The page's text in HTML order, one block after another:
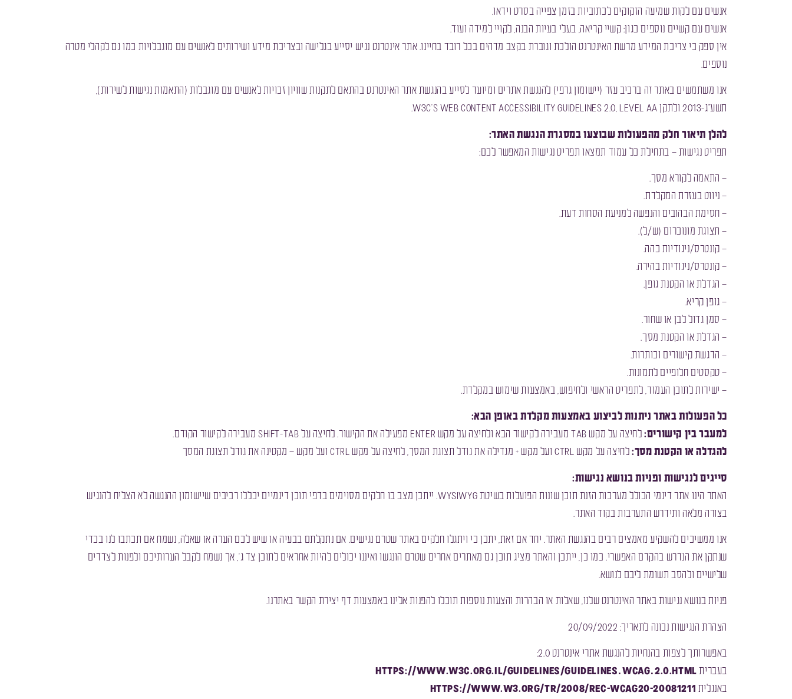
אנשים עם לקות שמיעה הזקוקים לכתוביות בזמן צפייה בסרט וידאו.
אנשים עם קשיים נוספים כגון: קשיי קריאה, בעלי בעיות הבנה, לקויי למידה ועוד.
אין ספק כי צריכת המידע מרשת האינטרנט הולכת וגוברת בקצב מדהים בכל רובד בחיינו. אתר אינטרנט נגיש יסייע בגלישה ובצריכת מידע ושירותים לאנשים עם מוגבלויות כמו גם לקהלי מטרה
נוספים.
אנו משתמשים באתר זה ברכיב עזר (יישומון גרפי) להנגשת אתרים ומיועד לסייע בהנגשת אתר האינטרנט בהתאם לתקנות שוויון זכויות לאנשים עם מוגבלות (התאמות נגישות לשירות),
תשע”ג-2013 ולתקן W3C’s Web Content Accessibility Guidelines 2.0, level AA.
להלן תיאור חלק מהפעולות שבוצעו במסגרת הנגשת האתר:
תפריט נגישות – בתחילת כל עמוד תמצאו תפריט נגישות המאפשר לכם:
– התאמה לקורא מסך.
– ניווט בעזרת המקלדת.
– חסימת הבהובים והנפשה למניעת הסחות דעת.
– תצוגת מונוכרום (ש/ל).
– קונטרס/ניגודיות כהה.
– קונטרס/ניגודיות בהירה.
– הגדלת או הקטנת גופן.
– גופן קריא.
– סמן גדול לבן או שחור.
– הגדלת או הקטנת מסך.
– הדגשת קישורים וכותרות.
– טקסטים חלופיים לתמונות.
– ישירות לתוכן העמוד, לתפריט הראשי ולחיפוש, באמצעות שימוש במקלדת.
כל הפעולות באתר ניתנות לביצוע באמצעות מקלדת באופן הבא:
למעבר בין קישורים:לחיצה על מקש Tab מעבירה לקישור הבא ולחיצה על מקש Enter מפעילה את הקישור. לחיצה על Shift-Tab מעבירה לקישור הקודם.
להגדלה או הקטנת מסך:לחיצה על מקש Ctrl ועל מקש + מגדילה את גודל תצוגת המסך, לחיצה על מקש Ctrl ועל מקש – מקטינה את גודל תצוגת המסך
סייגים לנגישות ופניות בנושא נגישות:
האתר הינו אתר דינמי הכולל מערכות הזנת תוכן שונות הפועלות בשיטת WYSIWYG. ייתכן מצב בו חלקים מסוימים בדפי תוכן דינמיים יכללו רכיבים שיישומון ההנגשה לא הצליח להנגיש
בצורה מלאה ותידרש התערבות בקוד האתר.
אנו ממשיכים להשקיע מאמצים רבים בהנגשת האתר. יחד אם זאת, יתכן כי ויתגלו חלקים באתר שטרם נגישים. אם נתקלתם בבעיה או שיש לכם הערה או שאלה, נשמח אם תכתבו לנו בכדי
שנתקן את הנדרש בהקדם האפשרי. כמו כן, ייתכן והאתר מציג תוכן גם מאתרים אחרים שטרם הונגשו ואיננו יכולים להיות אחראים לתוכן צד ג’, אך נשמח לקבל הערותיכם ולפנות לצדדים
שלישיים ולהסב תשומת ליבם לנושא.
פניות בנושא נגישות באתר האינטרנט שלנו, שאלות או הבהרות והצעות נוספות תוכלו להפנות אלינו באמצעות דף יצירת הקשר באתרנו.
הצהרת הנגישות נכונה לתאריך: 20/09/2022
באפשרותך לצפות בהנחיות להנגשת אתרי אינטרנט 2.0:
בעברית
https://www.w3c.org.il/guidelines/guidelines_WCAG_2.0.html
באנגלית
https://www.w3.org/TR/2008/REC-WCAG20-20081211